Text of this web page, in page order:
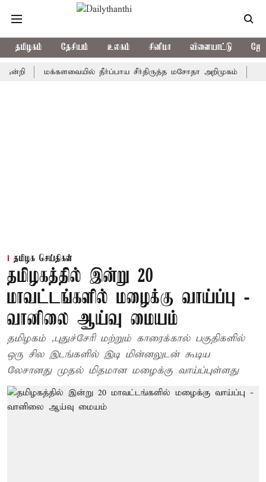
தமிழகம் தேசியம் உலகம் சினிமா விளையாட்டு
மக்களவையில் தீர்ப்பாய சீர்திருத்த மசோதா அறிமுகம் காவிரி
தமிழக செய்திகள்
தமிழகத்தில் இன்று 20
மாவட்டங்களில் மழைக்கு வாய்ப்பு -
வானிலை ஆய்வு மையம்
தமிழகம் ,புதுச்சேரி மற்றும் காரைக்கால் பகுதிகளில்
ஒரு சில இடங்களில் இடி மின்னலுடன் கூடிய
லேசானது முதல் மிதமான மழைக்கு வாய்ப்புள்ளது